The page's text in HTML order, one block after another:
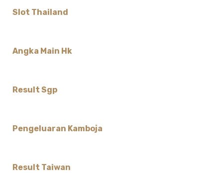
Slot Thailand
Angka Main Hk
Result Sgp
Pengeluaran Kamboja
Result Taiwan